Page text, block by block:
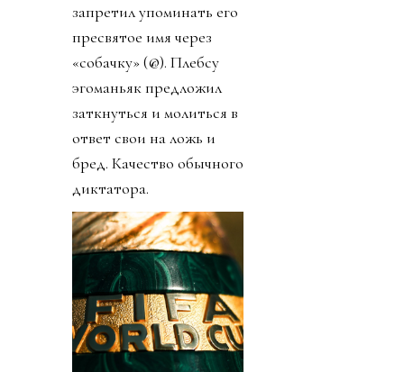
запретил упоминать его
пресвятое имя через
«собачку» (@). Плебсу
эгоманьяк предложил
заткнуться и молиться в
ответ свои на ложь и
бред. Качество обычного
диктатора.